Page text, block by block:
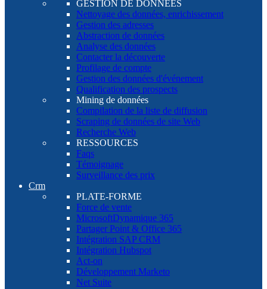
GESTION DE DONNÉES
Nettoyage des données, enrichissement
Gestion des adresses
Abstraction de données
Analyse des données
Contacter la découverte
Profilage de compte
Gestion des données d'événement
Qualification des prospects
Mining de données
Compilation de la liste de diffusion
Scraping de données de site Web
Recherche Web
RESSOURCES
Faqs
Témoignage
Surveillance des prix
Crm
PLATE-FORME
Force de vente
MicrosoftDynamique 365
Partager Point & Office 365
Intégration SAP CRM
Intégration Hubspot
Act-on
Développement Marketo
Net Suite